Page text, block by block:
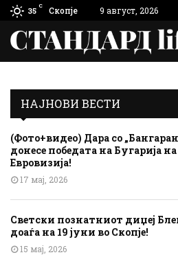
35 C Скопје 9 август, 2026
НАЈНОВИ ВЕСТИ
(Фото+видео) Дара со
донесе победата на Бугарија на
Евровизија!
17 мај, 2026
Светски познатниот диџеј
доаѓа на 19 јуни во Скопје!
15 мај, 2026